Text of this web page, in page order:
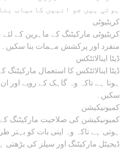
ہوتی ہیں جو انہیں کامیاب
کریٹیوٹی
کریٹیوٹی مارکیٹنگ کے ماہرین کے
منفرد اور پرکشش مہمات بنا سکیں۔
ڈیٹا اینالائٹکس
ڈیٹا اینالائٹکس کا استعمال
ہوتا ہے تاکہ وہ گاہک کے رویے اور
سکیں۔
کمیونیکیشن
کمیونیکیشن کی صلاحیت مارکیٹنگ
ہوتی ہے تاکہ وہ اپنی بات کو
ڈیجیٹل مارکیٹنگ اور سیلز کی